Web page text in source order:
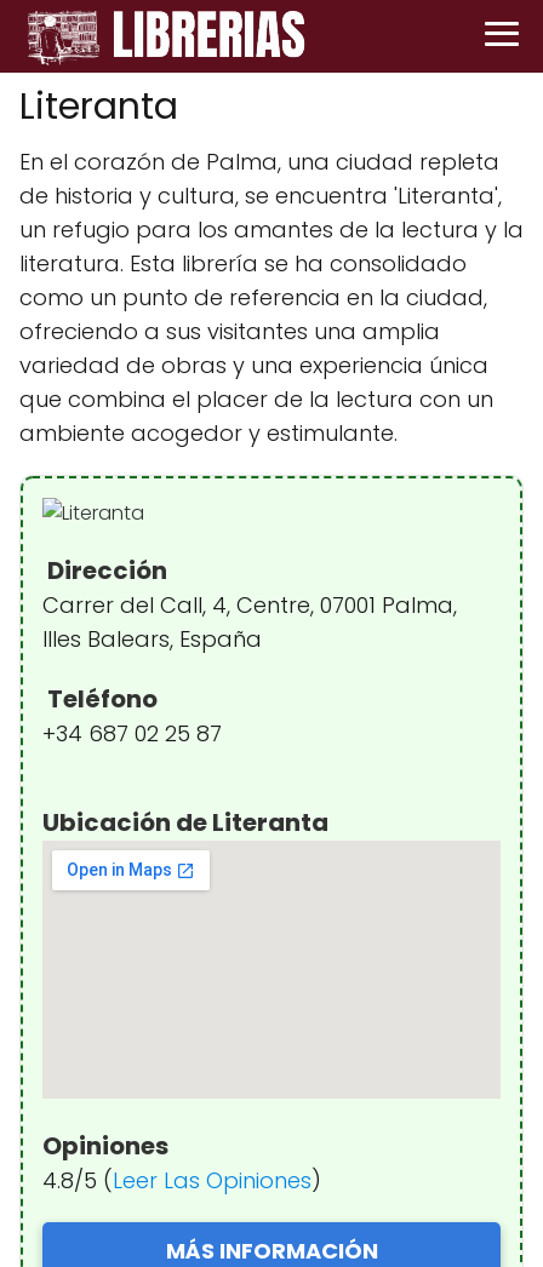
Literanta
En el corazón de Palma, una ciudad repleta
de historia y cultura, se encuentra 'Literanta',
un refugio para los amantes de la lectura y la
literatura. Esta librería se ha consolidado
como un punto de referencia en la ciudad,
ofreciendo a sus visitantes una amplia
variedad de obras y una experiencia única
que combina el placer de la lectura con un
ambiente acogedor y estimulante.
Dirección
Carrer del Call, 4, Centre, 07001 Palma,
Illes Balears, España
Teléfono
+34 687 02 25 87
Ubicación de Literanta
Opiniones
4.8/5 (Leer Las Opiniones)
MÁS INFORMACIÓN